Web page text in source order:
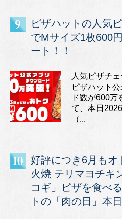
ピザハットの人気
でMサイズ1枚600
ート！！
人気ピザチ
ピザハット
ド数が600万
て、本日
（...
好評につき6月もオ
火焼 テリマヨチキ
コギ」ピザを食べ
トの「肉の日」本